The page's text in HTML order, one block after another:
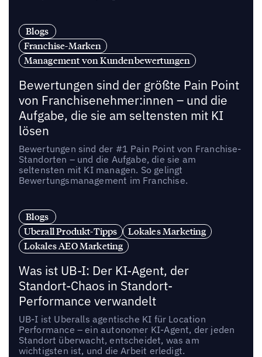
Blogs
Franchise-Marken
Management von Kundenbewertungen
Bewertungen sind der größte Pain Point
von Franchisenehmer:innen – und die
Aufgabe, die sie am seltensten mit KI
lösen
Bewertungen sind der #1 Pain Point von Franchise-
Standorten – und die Aufgabe, die sie am
seltensten mit KI managen. So gelingt
Bewertungsmanagement im Franchise.
Blogs
Uberall Produkt-Tipps
Lokales Marketing
Lokales AEO Marketing
Was ist UB-I: Der KI-Agent, der
Standort-Chaos in Standort-
Performance verwandelt
UB-I ist Uberalls agentische KI für Location
Performance – ein autonomer KI-Agent, der jeden
Standort überwacht, entscheidet, was am
wichtigsten ist, und die Arbeit erledigt.